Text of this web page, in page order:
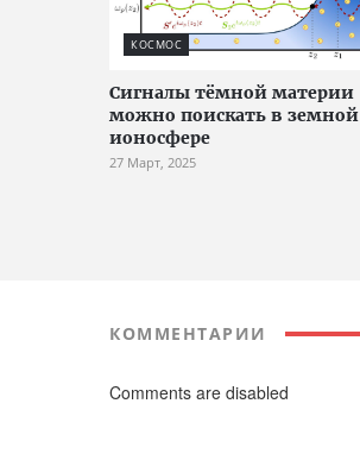
КОСМОС
Сигналы тёмной материи
можно поискать в земной
ионосфере
27 Март, 2025
КОММЕНТАРИИ
Comments are disabled